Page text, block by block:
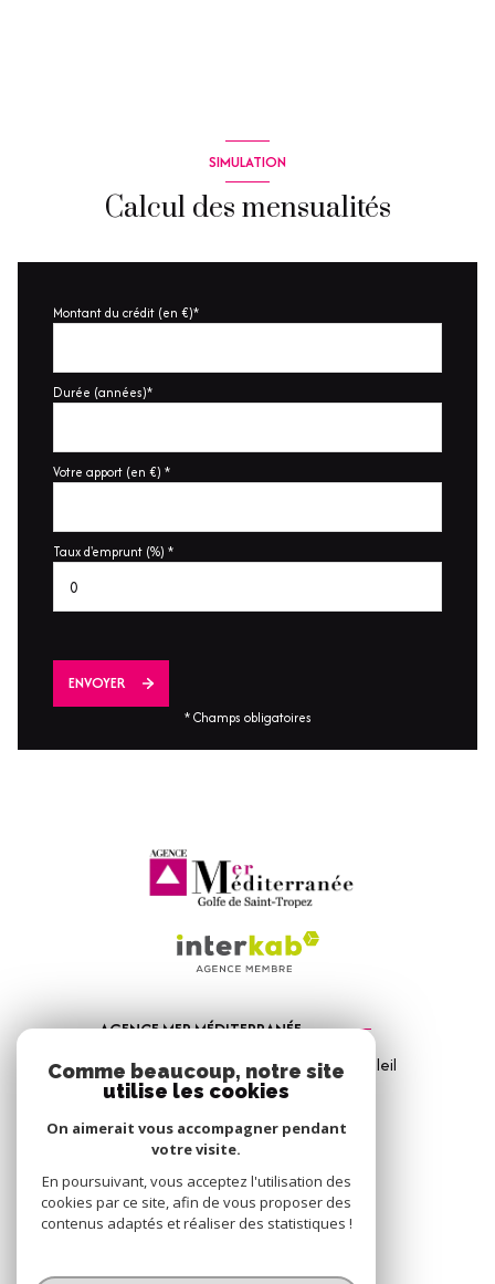
SIMULATION
Calcul des mensualités
Montant du crédit (en €)*
Durée (années)*
Votre apport (en €) *
Taux d'emprunt (%) *
ENVOYER
* Champs obligatoires
AGENCE MER MÉDITERRANÉE
1, Avenue de la Mer - Les Vitrines du Soleil
83310Port Grimaud
04 94 56 09 12
info@amm-immobilier.com
Comme beaucoup, notre site
utilise les cookies
On aimerait vous accompagner pendant
votre visite.
En poursuivant, vous acceptez l'utilisation des
cookies par ce site, afin de vous proposer des
contenus adaptés et réaliser des statistiques !